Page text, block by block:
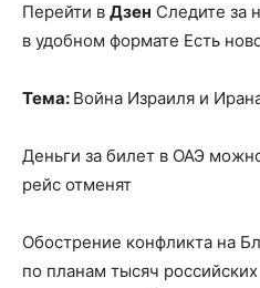
Перейти в Дзен Следите за
в удобном формате Есть
Тема: Война Израиля и
Деньги за билет в ОАЭ
рейс отменят
Обострение конфликта на
по планам тысяч